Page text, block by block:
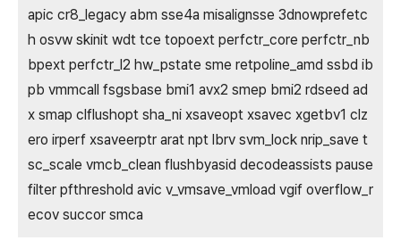
apic cr8_legacy abm sse4a misalignsse 3dnowprefetc
h osvw skinit wdt tce topoext perfctr_core perfctr_nb
bpext perfctr_l2 hw_pstate sme retpoline_amd ssbd ib
pb vmmcall fsgsbase bmi1 avx2 smep bmi2 rdseed ad
x smap clflushopt sha_ni xsaveopt xsavec xgetbv1 clz
ero irperf xsaveerptr arat npt lbrv svm_lock nrip_save t
sc_scale vmcb_clean flushbyasid decodeassists pause
filter pfthreshold avic v_vmsave_vmload vgif overflow_r
ecov succor smca